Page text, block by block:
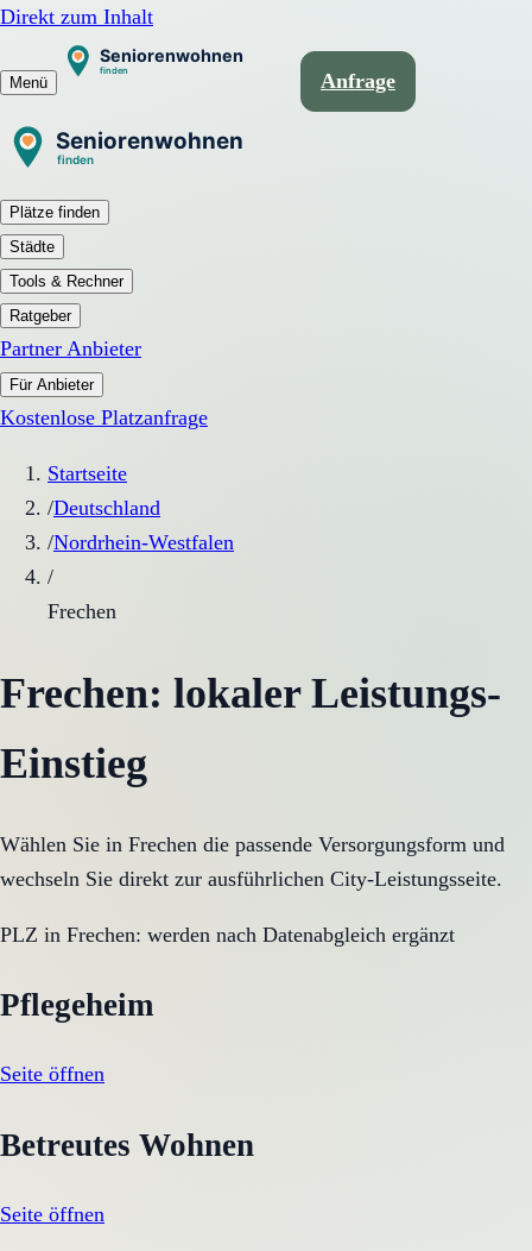
Direkt zum Inhalt
Menü Anfrage
Plätze finden
Städte
Tools & Rechner
Ratgeber
Partner Anbieter
Für Anbieter
Kostenlose Platzanfrage
Startseite
/Deutschland
/Nordrhein-Westfalen
/
Frechen
Frechen: lokaler Leistungs-
Einstieg
Wählen Sie in Frechen die passende Versorgungsform und
wechseln Sie direkt zur ausführlichen City-Leistungsseite.
PLZ in Frechen: werden nach Datenabgleich ergänzt
Pflegeheim
Seite öffnen
Betreutes Wohnen
Seite öffnen